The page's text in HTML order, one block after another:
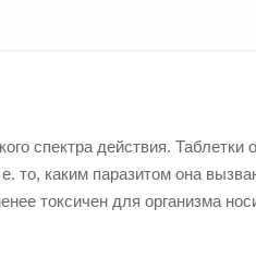
спектра действия. Таблетки
то, каким паразитом она
токсичен для организма